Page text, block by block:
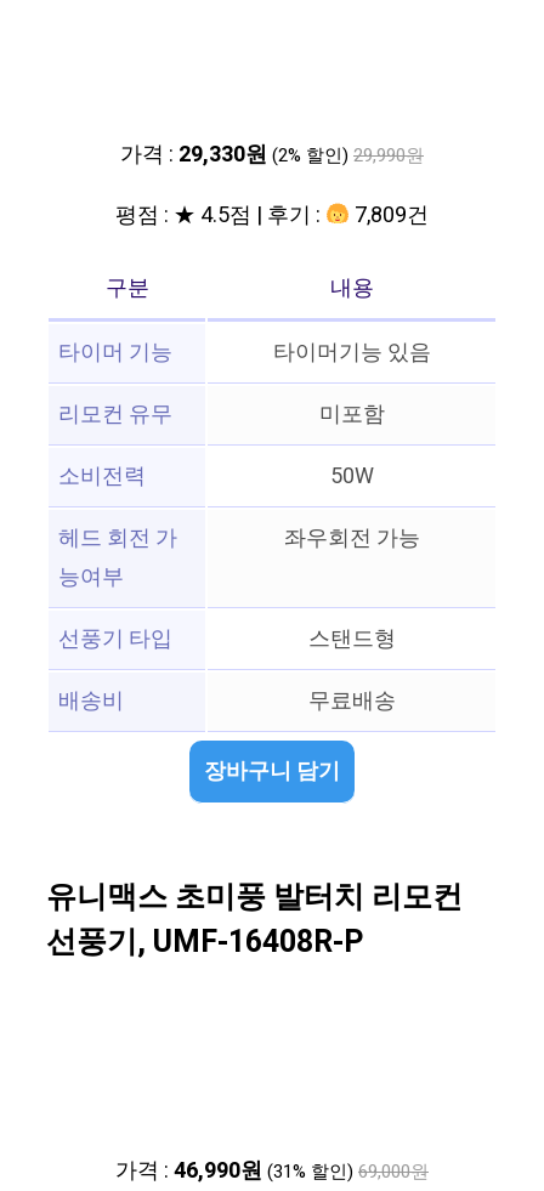
가격 : 29,330원 (2% 할인) 29,990원
평점 : ★ 4.5점 | 후기 : 7,809건
구분
내용
타이머 기능
타이머기능 있음
리모컨 유무
미포함
소비전력
50W
헤드 회전 가
능여부
좌우회전 가능
선풍기 타입
스탠드형
배송비
무료배송
장바구니 담기
유니맥스 초미풍 발터치 리모컨
선풍기, UMF-16408R-P
가격 :46,990원 (31% 할인) 69,000원